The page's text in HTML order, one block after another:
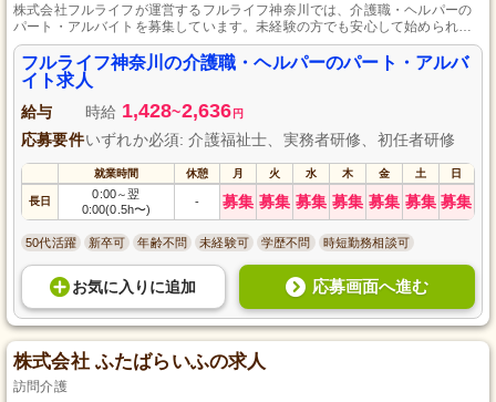
株式会社フルライフが運営するフルライフ神奈川では、介護職・ヘルパーの
パート・アルバイトを募集しています。未経験の方でも安心して始められる
職場環境が整っており、何より温かな心でご利用者様をサポートしたい方を
歓迎します。一緒に地域の皆様の暮らしを支えませんか？資格や経験は不問
です。皆様のご応募をお待ちしております。
フルライフ神奈川の介護職・ヘルパーのパート・アルバ
イト求人
給与 時給 1,428~2,636 円
応募要件いずれか必須: 介護福祉士、実務者研修、初任者研修
就業時間 休憩 月 火 水 木 金 土 日
長日
0:00～翌
0:00(0.5h〜)
- 募集 募集 募集 募集 募集 募集 募集
50代活躍 新卒可 年齢不問 未経験可 学歴不問 時短勤務相談可
お気に入り に追加 応募画面へ進む
株式会社 ふたばらいふの求人
訪問介護